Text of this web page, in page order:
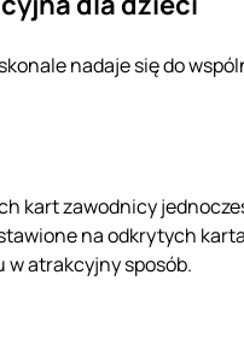
nadaje się do
kart zawodnicy
na odkrytych
w atrakcyjny sposób.